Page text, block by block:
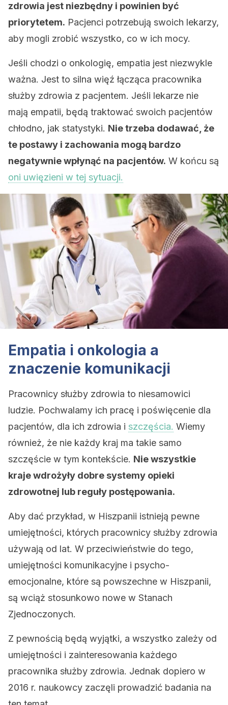
zdrowia jest niezbędny i powinien być
priorytetem. Pacjenci potrzebują swoich lekarzy,
aby mogli zrobić wszystko, co w ich mocy.
Jeśli chodzi o onkologię, empatia jest niezwykle
ważna. Jest to silna więź łącząca pracownika
służby zdrowia z pacjentem. Jeśli lekarze nie
mają empatii, będą traktować swoich pacjentów
chłodno, jak statystyki. Nie trzeba dodawać, że
te postawy i zachowania mogą bardzo
negatywnie wpłynąć na pacjentów. W końcu są
oni uwięzieni w tej sytuacji.
Empatia i onkologia a
znaczenie komunikacji
Pracownicy służby zdrowia to niesamowici
ludzie. Pochwalamy ich pracę i poświęcenie dla
pacjentów, dla ich zdrowia i szczęścia. Wiemy
również, że nie każdy kraj ma takie samo
szczęście w tym kontekście. Nie wszystkie
kraje wdrożyły dobre systemy opieki
zdrowotnej lub reguły postępowania.
Aby dać przykład, w Hiszpanii istnieją pewne
umiejętności, których pracownicy służby zdrowia
używają od lat. W przeciwieństwie do tego,
umiejętności komunikacyjne i psycho-
emocjonalne, które są powszechne w Hiszpanii,
są wciąż stosunkowo nowe w Stanach
Zjednoczonych.
Z pewnością będą wyjątki, a wszystko zależy od
umiejętności i zainteresowania każdego
pracownika służby zdrowia. Jednak dopiero w
2016 r. naukowcy zaczęli prowadzić badania na